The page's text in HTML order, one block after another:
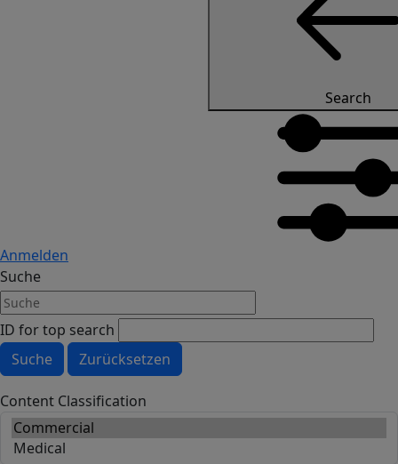
Search
Anmelden
Suche
ID for top search
Content Classification